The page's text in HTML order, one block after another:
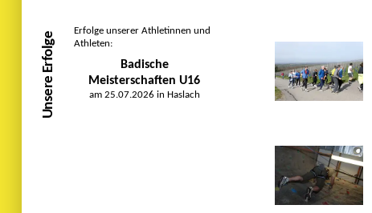
Unsere Erfolge
Erfolge unserer Athletinnen und
Athleten:
Badische
Meisterschaften U16
am 25.07.2026 in Haslach